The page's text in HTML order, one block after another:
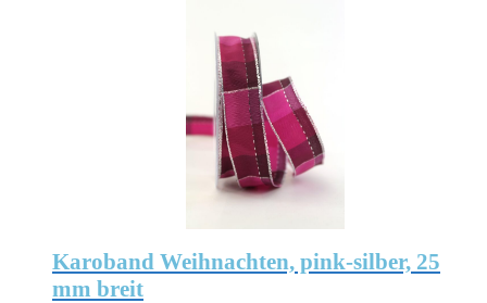
Karoband Weihnachten, pink-silber, 25
mm breit